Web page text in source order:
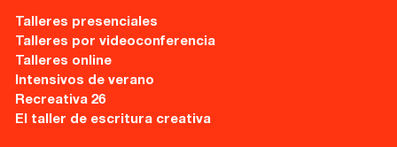
Talleres presenciales
Talleres por videoconferencia
Talleres online
Intensivos de verano
Recreativa 26
El taller de escritura creativa